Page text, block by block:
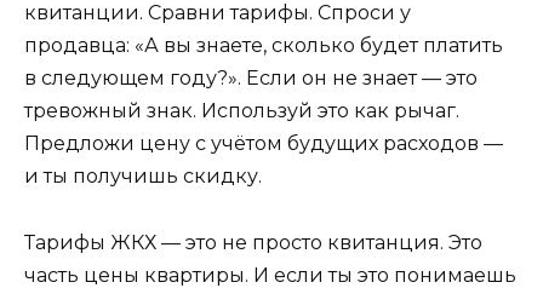
квитанции. Сравни тарифы. Спроси у
продавца: «А вы знаете, сколько будет платить
в следующем году?». Если он не знает — это
тревожный знак. Используй это как рычаг.
Предложи цену с учётом будущих расходов —
и ты получишь скидку.
Тарифы ЖКХ — это не просто квитанция. Это
часть цены квартиры. И если ты это понимаешь